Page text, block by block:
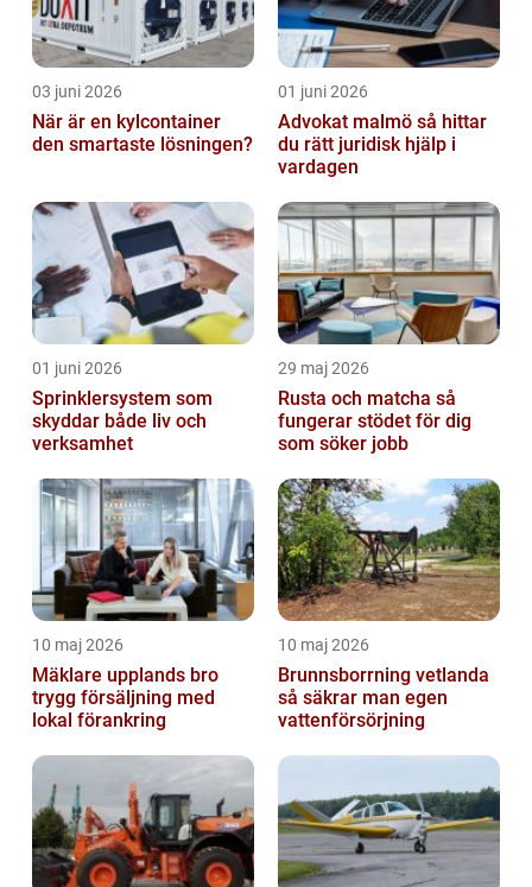
03 juni 2026
När är en kylcontainer
den smartaste lösningen?
01 juni 2026
Advokat malmö så hittar
du rätt juridisk hjälp i
vardagen
01 juni 2026
Sprinklersystem som
skyddar både liv och
verksamhet
29 maj 2026
Rusta och matcha så
fungerar stödet för dig
som söker jobb
10 maj 2026
Mäklare upplands bro
trygg försäljning med
lokal förankring
10 maj 2026
Brunnsborrning vetlanda
så säkrar man egen
vattenförsörjning